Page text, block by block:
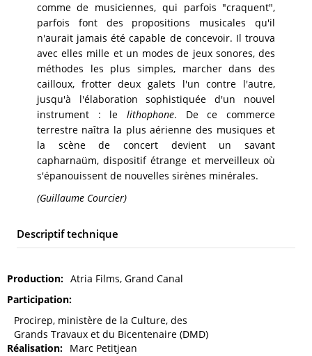
comme de musiciennes, qui parfois "craquent",
parfois font des propositions musicales qu'il
n'aurait jamais été capable de concevoir. Il trouva
avec elles mille et un modes de jeux sonores, des
méthodes les plus simples, marcher dans des
cailloux, frotter deux galets l'un contre l'autre,
jusqu'à l'élaboration sophistiquée d'un nouvel
instrument : le lithophone. De ce commerce
terrestre naîtra la plus aérienne des musiques et
la scène de concert devient un savant
capharnaüm, dispositif étrange et merveilleux où
s'épanouissent de nouvelles sirènes minérales.
(Guillaume Courcier)
Descriptif technique
Production
Atria Films, Grand Canal
Participation
Procirep, ministère de la Culture, des
Grands Travaux et du Bicentenaire (DMD)
Réalisation
Marc Petitjean